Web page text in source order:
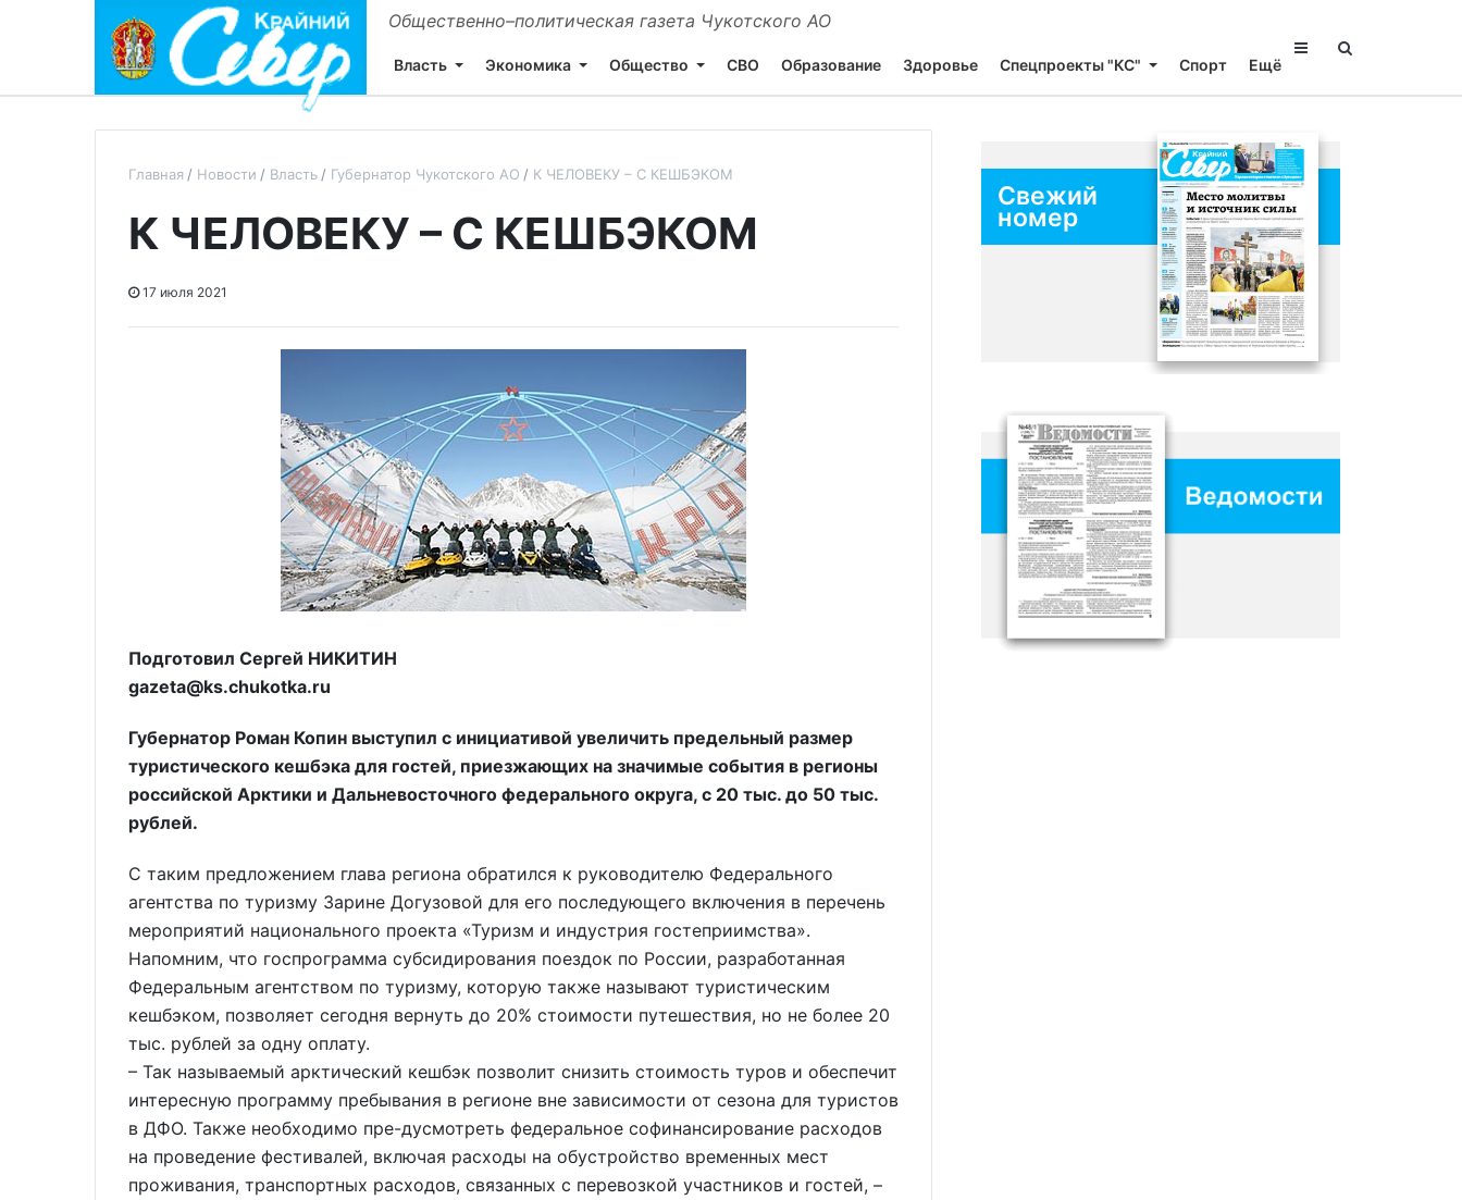
Общественно–политическая газета Чукотского АО
Власть Экономика Общество СВО Образование Здоровье Спецпроекты "КС" Спорт Ещё
Главная Новости Власть Губернатор Чукотского АО К ЧЕЛОВЕКУ – С КЕШБЭКОМ
К ЧЕЛОВЕКУ – С КЕШБЭКОМ
17 июля 2021
Подготовил Сергей НИКИТИН
gazeta@ks.chukotka.ru
Губернатор Роман Копин выступил с инициативой увеличить предельный размер
туристического кешбэка для гостей, приезжающих на значимые события в регионы
российской Арктики и Дальневосточного федерального округа, с 20 тыс. до 50 тыс.
рублей.
С таким предложением глава региона обратился к руководителю Федерального
агентства по туризму Зарине Догузовой для его последующего включения в перечень
мероприятий национального проекта «Туризм и индустрия гостеприимства».
Напомним, что госпрограмма субсидирования поездок по России, разработанная
Федеральным агентством по туризму, которую также называют туристическим
кешбэком, позволяет сегодня вернуть до 20% стоимости путешествия, но не более 20
тыс. рублей за одну оплату.
– Так называемый арктический кешбэк позволит снизить стоимость туров и обеспечит
интересную программу пребывания в регионе вне зависимости от сезона для туристов
в ДФО. Также необходимо пре-дусмотреть федеральное софинансирование расходов
на проведение фестивалей, включая расходы на обустройство временных мест
проживания, транспортных расходов, связанных с перевозкой участников и гостей, –
Свежий
номер